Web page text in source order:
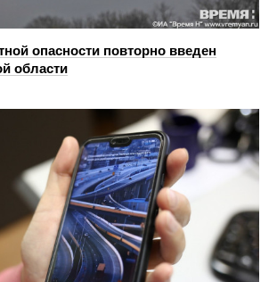
опасности повторно введен
области